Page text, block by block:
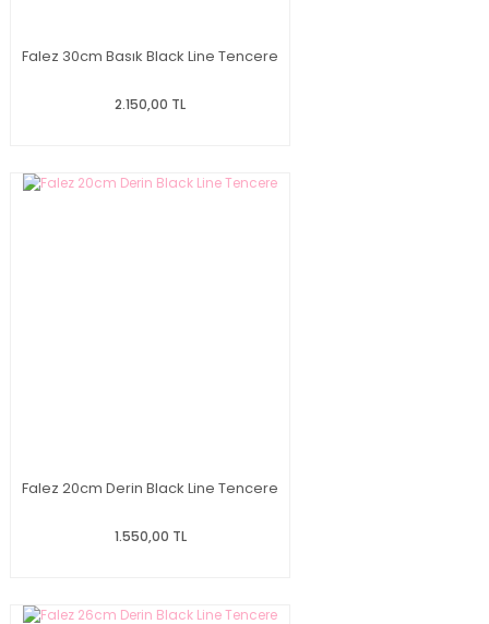
Falez 30cm Basık Black Line Tencere
2.150,00 TL
Falez 20cm Derin Black Line Tencere
1.550,00 TL